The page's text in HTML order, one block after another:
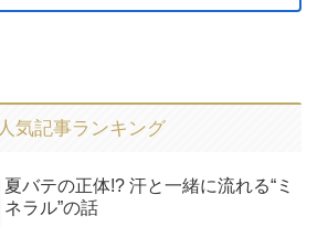
人気記事ランキング
夏バテの正体!? 汗と一緒に流れる“ミ
ネラル”の話